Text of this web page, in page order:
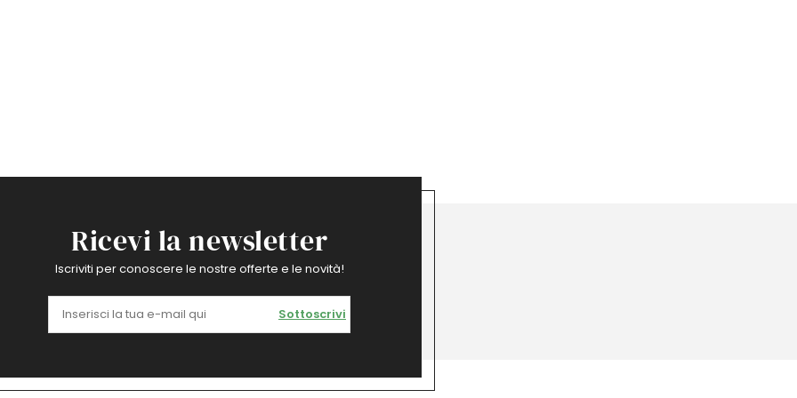
Ricevi la newsletter
Iscriviti per conoscere le nostre offerte e le novità!
Sottoscrivi